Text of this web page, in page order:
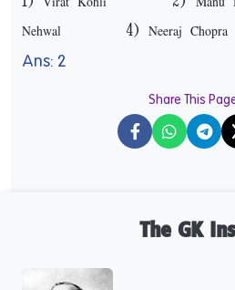
Nehwal 4) Neeraj Chopra
Ans: 2
Share This
The GK